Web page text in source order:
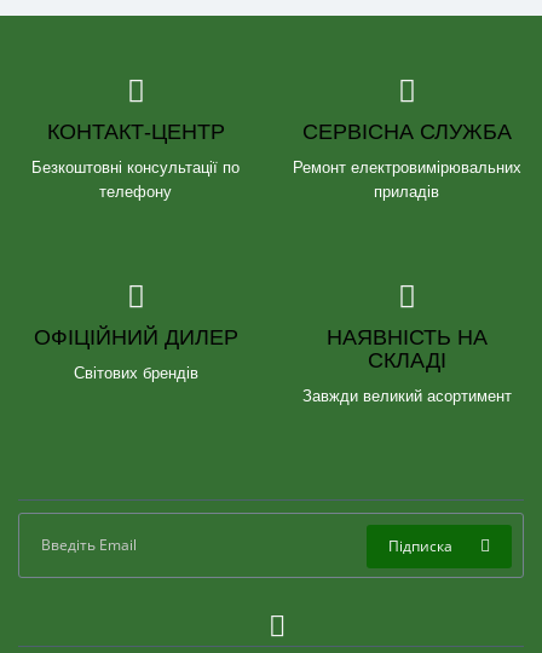
КОНТАКТ-ЦЕНТР
Безкоштовні консультації по
телефону
СЕРВІСНА СЛУЖБА
Ремонт електровимірювальних
приладів
ОФІЦІЙНИЙ ДИЛЕР
Світових брендів
НАЯВНІСТЬ НА
СКЛАДІ
Завжди великий асортимент
Підписка